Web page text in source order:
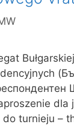
dla
turnieju –